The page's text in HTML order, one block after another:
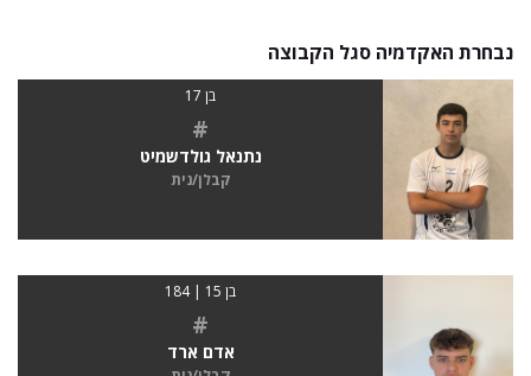
נבחרת האקדמיה סגל הקבוצה
בן 17
#
נתנאל גולדשמיט
קבלן/נית
בן 15 | 184
#
אדם ארד